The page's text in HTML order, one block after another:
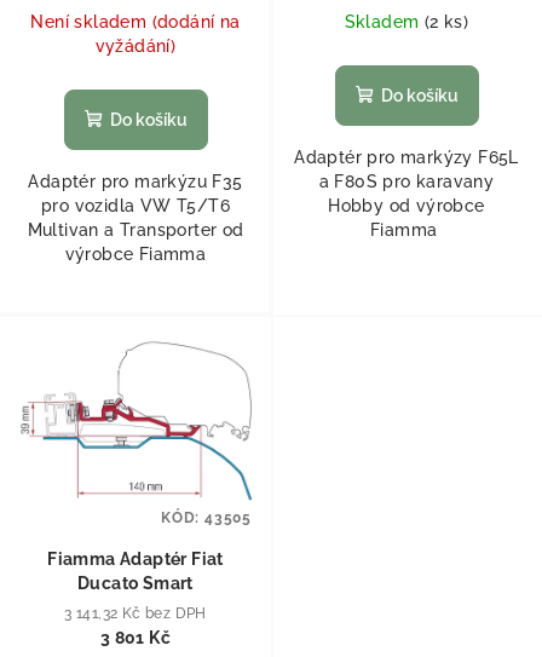
Není skladem (dodání na
vyžádání)
Do košíku
Adaptér pro markýzu F35
pro vozidla VW T5/T6
Multivan a Transporter od
výrobce Fiamma
Skladem (2 ks)
Do košíku
Adaptér pro markýzy F65L
a F80S pro karavany
Hobby od výrobce
Fiamma
Fiamma Adaptér Fiat
Ducato Smart
3 141,32 Kč bez DPH
3 801 Kč
KÓD: 43505